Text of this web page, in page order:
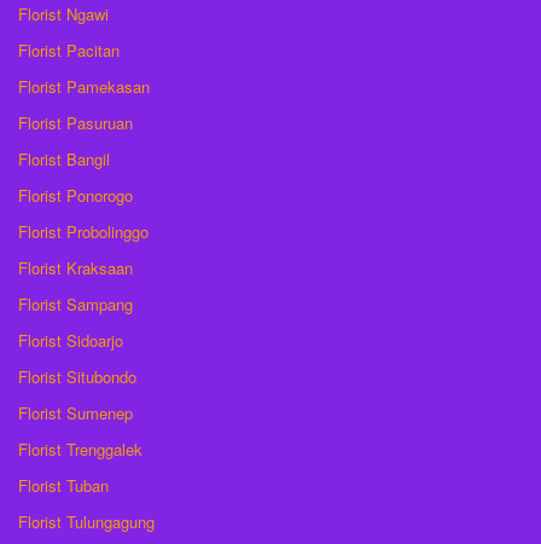
Florist Ngawi
Florist Pacitan
Florist Pamekasan
Florist Pasuruan
Florist Bangil
Florist Ponorogo
Florist Probolinggo
Florist Kraksaan
Florist Sampang
Florist Sidoarjo
Florist Situbondo
Florist Sumenep
Florist Trenggalek
Florist Tuban
Florist Tulungagung